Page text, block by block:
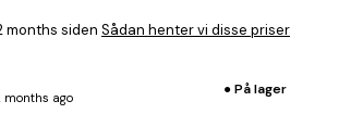
months siden Sådan henter vi disse priser
months ago ● På lager